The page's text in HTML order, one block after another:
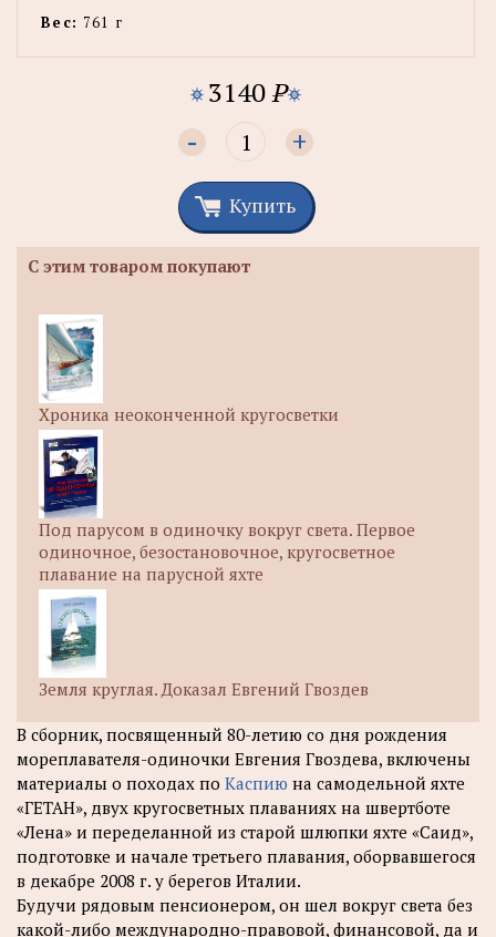
Вес: 761 г
3140P
- +
Купить
С этим товаром покупают
Хроника неоконченной кругосветки
Под парусом в одиночку вокруг света. Первое
одиночное, безостановочное, кругосветное
плавание на парусной яхте
Земля круглая. Доказал Евгений Гвоздев
В сборник, посвященный 80-летию со дня рождения
мореплавателя-одиночки Евгения Гвоздева, включены
материалы о походах по Каспию на самодельной яхте
«ГЕТАН», двух кругосветных плаваниях на швертботе
«Лена» и переделанной из старой шлюпки яхте «Саид»,
подготовке и начале третьего плавания, оборвавшегося
в декабре 2008 г. у берегов Италии.
Будучи рядовым пенсионером, он шел вокруг света без
какой-либо международно-правовой, финансовой, да и